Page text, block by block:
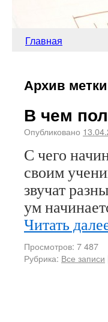
Главная
Архив
В чем
Опубликовано
С чего
своим
звучат
ум
Читать
Просмотров: 7 487
Рубрика: Все записи